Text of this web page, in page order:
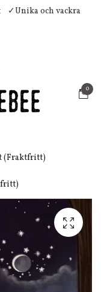
✓Unika och vackra
0
(Fraktfritt)